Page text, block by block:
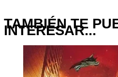
TAMBIÉN TE
INTERESAR...